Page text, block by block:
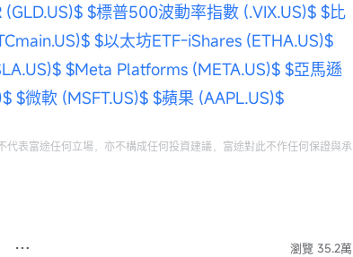
(GLD.US)$ $標普500波動率指數 (.VIX.US)$ $比
$以太坊ETF-iShares (ETHA.US)$
$Meta Platforms (META.US)$ $亞馬遜
$微軟 (MSFT.US)$ $蘋果 (AAPL.US)$
表富途任何立場，亦不構成任何投資建議，富途對此不作任何保證與承
瀏覽 35.2萬